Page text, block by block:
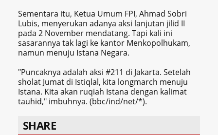
Sementara itu, Ketua Umum FPI, Ahmad Sobri
Lubis, menyerukan adanya aksi lanjutan jilid II
pada 2 November mendatang. Tapi kali ini
sasarannya tak lagi ke kantor Menkopolhukam,
namun menuju Istana Negara.
"Puncaknya adalah aksi #211 di Jakarta. Setelah
sholat Jumat di Istiqlal, kita longmarch menuju
Istana. Kita akan ruqiah Istana dengan kalimat
tauhid," imbuhnya. (bbc/ind/net/*).
SHARE